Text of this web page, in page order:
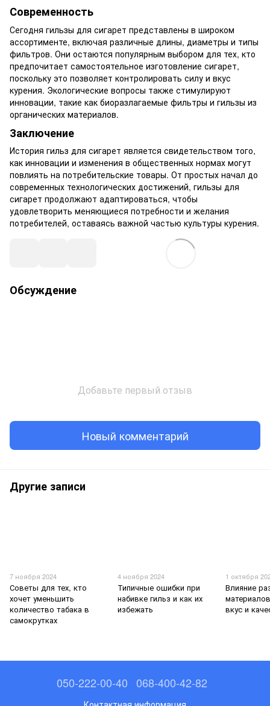
Современность
Сегодня гильзы для сигарет представлены в широком
ассортименте, включая различные длины, диаметры и типы
фильтров. Они остаются популярным выбором для тех, кто
предпочитает самостоятельное изготовление сигарет,
поскольку это позволяет контролировать силу и вкус
курения. Экологические вопросы также стимулируют
инновации, такие как биоразлагаемые фильтры и гильзы из
органических материалов.
Заключение
История гильз для сигарет является свидетельством того,
как инновации и изменения в общественных нормах могут
повлиять на потребительские товары. От простых начал до
современных технологических достижений, гильзы для
сигарет продолжают адаптироваться, чтобы
удовлетворить меняющиеся потребности и желания
потребителей, оставаясь важной частью культуры курения.
Обсуждение
Добавьте первый отзыв
Новый комментарий
Другие записи
7 ноября 2024
Советы для тех, кто
хочет уменьшить
количество табака в
самокрутках
4 ноября 2024
Типичные ошибки при
набивке гильз и как их
избежать
1 октября
Влияние
вкус и
050-222-00-40 068-400-42-82